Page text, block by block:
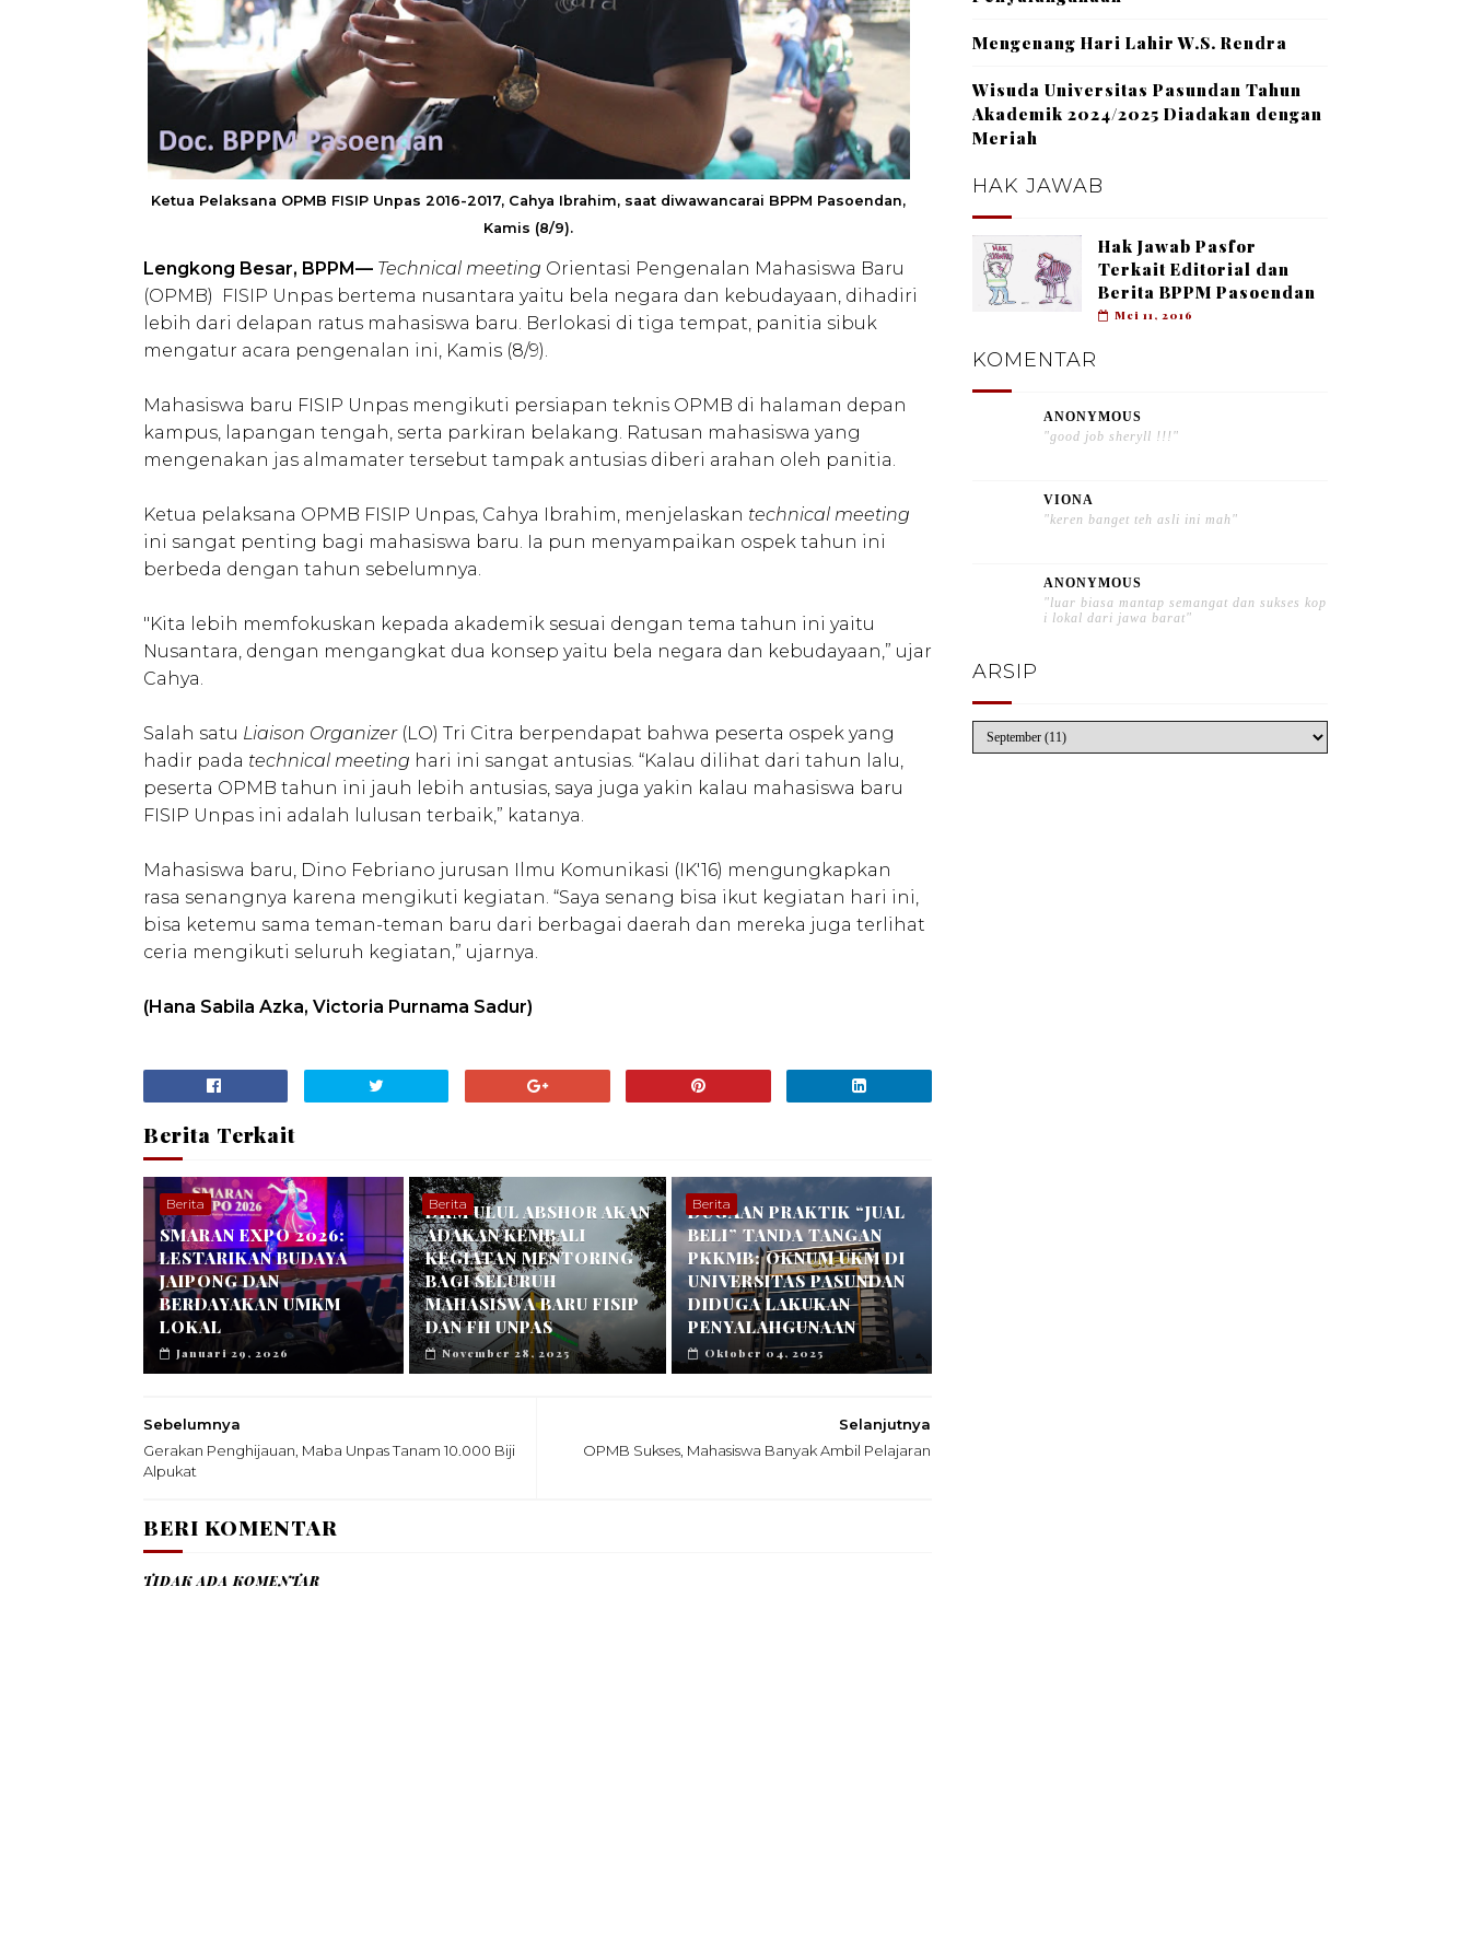
Ketua Pelaksana OPMB FISIP Unpas 2016-2017, Cahya Ibrahim, saat diwawancarai BPPM Pasoendan,
Kamis (8/9).
Lengkong Besar, BPPM— Technical meeting Orientasi Pengenalan Mahasiswa Baru
(OPMB) FISIP Unpas bertema nusantara yaitu bela negara dan kebudayaan, dihadiri
lebih dari delapan ratus mahasiswa baru. Berlokasi di tiga tempat, panitia sibuk
mengatur acara pengenalan ini, Kamis (8/9).
Mahasiswa baru FISIP Unpas mengikuti persiapan teknis OPMB di halaman depan
kampus, lapangan tengah, serta parkiran belakang. Ratusan mahasiswa yang
mengenakan jas almamater tersebut tampak antusias diberi arahan oleh panitia.
Ketua pelaksana OPMB FISIP Unpas, Cahya Ibrahim, menjelaskan technical meeting
ini sangat penting bagi mahasiswa baru. Ia pun menyampaikan ospek tahun ini
berbeda dengan tahun sebelumnya.
"Kita lebih memfokuskan kepada akademik sesuai dengan tema tahun ini yaitu
Nusantara, dengan mengangkat dua konsep yaitu bela negara dan kebudayaan,” ujar
Cahya.
Salah satu Liaison Organizer(LO) Tri Citra berpendapat bahwa peserta ospek yang
hadir pada technical meeting hari ini sangat antusias. “Kalau dilihat dari tahun lalu,
peserta OPMB tahun ini jauh lebih antusias, saya juga yakin kalau mahasiswa baru
FISIP Unpas ini adalah lulusan terbaik,” katanya.
Mahasiswa baru, Dino Febriano jurusan Ilmu Komunikasi (IK'16) mengungkapkan
rasa senangnya karena mengikuti kegiatan. “Saya senang bisa ikut kegiatan hari ini,
bisa ketemu sama teman-teman baru dari berbagai daerah dan mereka juga terlihat
ceria mengikuti seluruh kegiatan,” ujarnya.
(Hana Sabila Azka, Victoria Purnama Sadur)
Berita Terkait
Berita
SMARAN EXPO 2026:
LESTARIKAN BUDAYA
JAIPONG DAN
BERDAYAKAN UMKM
LOKAL
Januari 29, 2026
Berita
DKM ULUL ABSHOR AKAN
ADAKAN KEMBALI
KEGIATAN MENTORING
BAGI SELURUH
MAHASISWA BARU FISIP
DAN FH UNPAS
November 28, 2025
Berita
DUGAAN PRAKTIK “JUAL
BELI” TANDA TANGAN
PKKMB: OKNUM UKM DI
UNIVERSITAS PASUNDAN
DIDUGA LAKUKAN
PENYALAHGUNAAN
Oktober 04, 2025
Selanjutnya
OPMB Sukses, Mahasiswa Banyak Ambil Pelajaran
Sebelumnya
Gerakan Penghijauan, Maba Unpas Tanam 10.000 Biji
Alpukat
BERI KOMENTAR
TIDAK ADA KOMENTAR
Mengenang Hari Lahir W.S. Rendra
Wisuda Universitas Pasundan Tahun
Akademik 2024/2025 Diadakan dengan
Meriah
HAK JAWAB
Hak Jawab Pasfor
Terkait Editorial dan
Berita BPPM Pasoendan
Mei 11, 2016
KOMENTAR
ANONYMOUS
"good job sheryll !!!"
VIONA
"keren banget teh asli ini mah"
ANONYMOUS
"luar biasa mantap semangat dan sukses kop
i lokal dari jawa barat"
ARSIP